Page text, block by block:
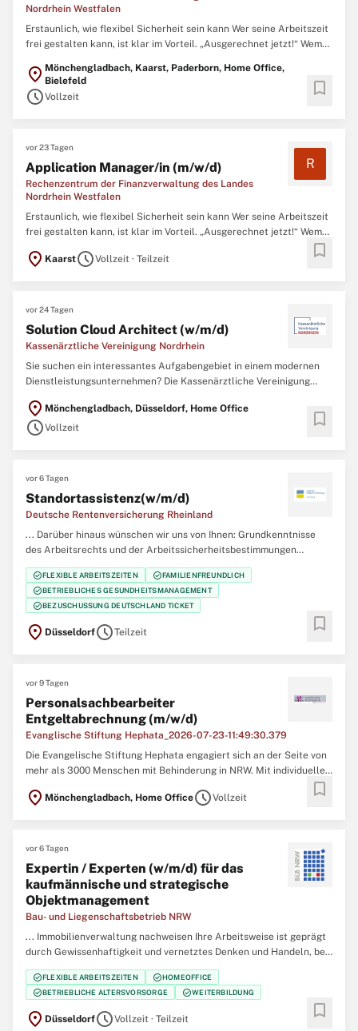
Nordrhein Westfalen
Erstaunlich, wie flexibel Sicherheit sein kann Wer seine Arbeitszeit
frei gestalten kann, ist klar im Vorteil. „Ausgerechnet jetzt!“ Wem
Kindergarten anruft, der Handwerker nur heute kann oder du
einfach nur das schöne Wetter nutzen möchtest? In den ...
location_on Mönchengladbach, Kaarst, Paderborn, Home Office,
Bielefeld
scheduleVollzeit bookmark
vor 23 Tagen
Application Manager/in (m/w/d)
Rechenzentrum der Finanzverwaltung des Landes
Nordrhein Westfalen
R
Erstaunlich, wie flexibel Sicherheit sein kann Wer seine Arbeitszeit
frei gestalten kann, ist klar im Vorteil. „Ausgerechnet jetzt!“ Wem
Kindergarten anruft, der Handwerker nur heute kann oder du
location_on KaarstscheduleVollzeit · Teilzeit bookmark
vor 24 Tagen
Solution Cloud Architect (w/m/d)
Kassenärztliche Vereinigung Nordrhein
Sie suchen ein interessantes Aufgabengebiet in einem modernen
Dienstleistungsunternehmen? Die Kassenärztliche Vereinigung
medizinische und psychotherapeutische Versorgung von 9,5
Millionen Menschen in Nordrhein sicher. Für für unseren Bereich ...
location_on Mönchengladbach, Düsseldorf, Home Office
scheduleVollzeit bookmark
vor 6 Tagen
Standortassistenz(w/m/d)
Deutsche Rentenversicherung Rheinland
... Darüber hinaus wünschen wir uns von Ihnen: Grundkenntnisse
des Arbeitsrechts und der Arbeitssicherheitsbestimmungen
Kenntnisse der Office-Produkte, der Nutzung von HCL Notes sowie
SAPSRM Grundkenntnisse der Datenschutzgrundverordnung Ihr
Persönlichkeitsprofil: Ausgeprägte Kunden- und
Serviceorientierung ...
check_circleFLEXIBLE ARBEITSZEITEN check_circleFAMILIENFREUNDLICH
check_circleBETRIEBLICHES GESUNDHEITSMANAGEMENT
check_circleBEZUSCHUSSUNG DEUTSCHLAND TICKET
location_on DüsseldorfscheduleTeilzeit bookmark
vor 9 Tagen
Personalsachbearbeiter
Entgeltabrechnung (m/w/d)
Evanglische Stiftung Hephata_2026-07-23-11:49:30.379
Die Evangelische Stiftung Hephata engagiert sich an der Seite von
mehr als 3000 Menschen mit Behinderung in NRW. Mit individueller
Bildungsangeboten unterstützt sie Menschen auf deren Weg zu
location_on Mönchengladbach, Home OfficescheduleVollzeit bookmark
vor 6 Tagen
Expertin / Experten (w/m/d) für das
kaufmännische und strategische
Objektmanagement
Bau- und Liegenschaftsbetrieb NRW
... Immobilienverwaltung nachweisen Ihre Arbeitsweise ist geprägt
durch Gewissenhaftigkeit und vernetztes Denken und Handeln, bei
gleichzeitiger Fokussierung auf das Wesentliche Sie sind
kommunikationsstark und teamorientiert Die gängigen MS-Office-
Produkte beherrschen Sie sicher Sie besitzen Kenntnisse in
check_circleFLEXIBLE ARBEITSZEITEN check_circleHOMEOFFICE
check_circleBETRIEBLICHE ALTERSVORSORGE check_circleWEITERBILDUNG
location_on DüsseldorfscheduleVollzeit · Teilzeit bookmark